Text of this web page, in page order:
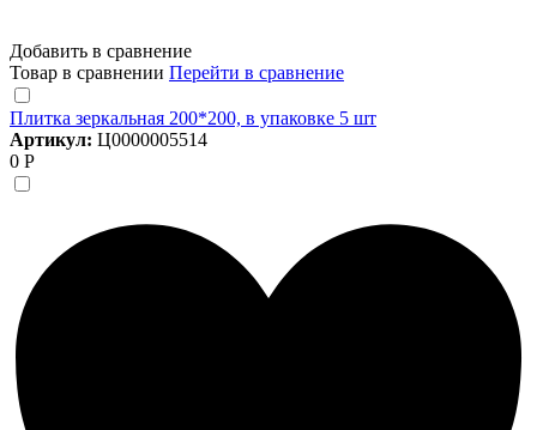
Добавить в сравнение
Товар в сравнении Перейти в сравнение
Плитка зеркальная 200*200, в упаковке 5 шт
Артикул: Ц0000005514
0 Р